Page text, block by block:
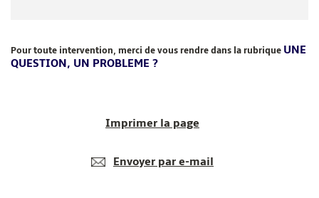
Pour toute intervention, merci de vous rendre dans la rubrique UNE
QUESTION, UN PROBLEME ?
Imprimer la page
Envoyer par e-mail